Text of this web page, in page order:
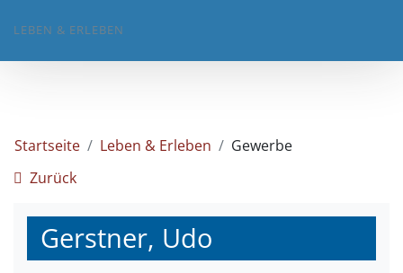
LEBEN & ERLEBEN
Startseite Leben & Erleben
Gewerbe
Zurück
Gerstner, Udo